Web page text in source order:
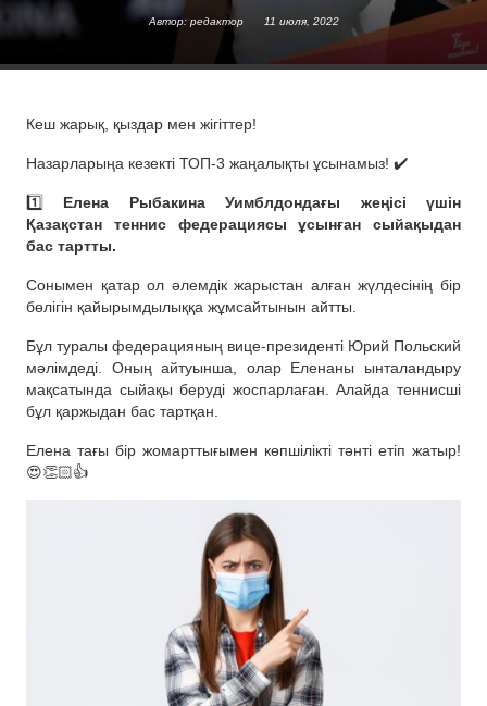
Автор: редактор 11 июля, 2022
Кеш жарық, қыздар мен жігіттер!
Назарларыңа кезекті ТОП-3 жаңалықты ұсынамыз! ✔️
1️⃣ Елена Рыбакина Уимблдондағы жеңісі үшін
Қазақстан теннис федерациясы ұсынған сыйақыдан
бас тартты.
Сонымен қатар ол әлемдік жарыстан алған жүлдесінің бір
бөлігін қайырымдылыққа жұмсайтынын айтты.
Бұл туралы федерацияның вице-президенті Юрий Польский
мәлімдеді. Оның айтуынша, олар Еленаны ынталандыру
мақсатында сыйақы беруді жоспарлаған. Алайда теннисші
бұл қаржыдан бас тартқан.
Елена тағы бір жомарттығымен көпшілікті тәнті етіп жатыр!
😍👏🏻👍